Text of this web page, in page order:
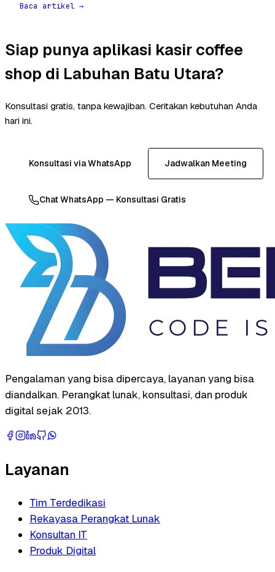
Baca artikel →
Siap punya aplikasi kasir coffee
shop di Labuhan Batu Utara?
Konsultasi gratis, tanpa kewajiban. Ceritakan kebutuhan Anda
hari ini.
Konsultasi via WhatsApp Jadwalkan Meeting
Chat WhatsApp — Konsultasi Gratis
Pengalaman yang bisa dipercaya, layanan yang bisa
diandalkan. Perangkat lunak, konsultasi, dan produk
digital sejak 2013.
Layanan
Tim Terdedikasi
Rekayasa Perangkat Lunak
Konsultan IT
Produk Digital